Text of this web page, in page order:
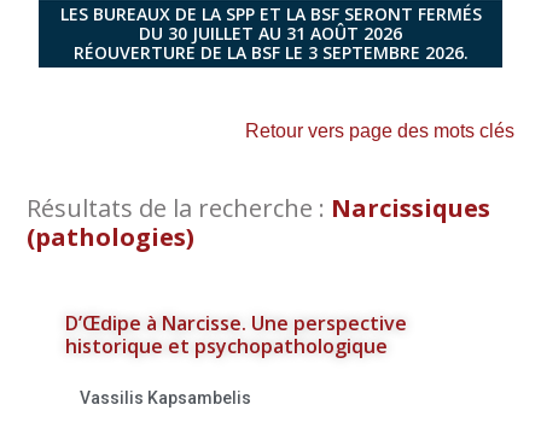
LES BUREAUX DE LA SPP ET LA BSF SERONT FERMÉS
DU 30 JUILLET AU 31 AOÛT 2026
RÉOUVERTURE DE LA BSF LE 3 SEPTEMBRE 2026.
Retour vers page des mots clés
Résultats de la recherche : Narcissiques
(pathologies)
D’Œdipe à Narcisse. Une perspective
historique et psychopathologique
Vassilis Kapsambelis